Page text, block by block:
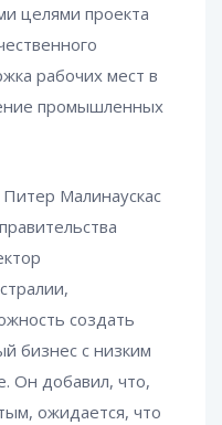
целями проекта
рабочих мест в
промышленных
Малинаускас
создать
бизнес с низким
Он добавил, что,
ожидается, что